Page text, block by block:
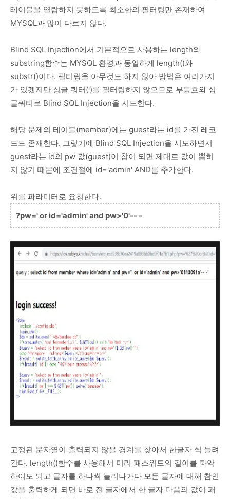
테이블을 열람하지 못하도록 최소한의 필터링만 존재하여
MYSQL과 많이 다르지 않다.
Blind SQL Injection에서 기본적으로 사용하는 length와
substring함수는 MYSQL 환경과 동일하게 length()와
substr()이다. 필터링을 아무것도 하지 않아 방법은 여러가지
가 있겠지만 싱글 쿼터(')를 필터링하지 않으므로 부등호와 싱
글쿼터로 Blind SQL Injection을 시도한다.
해당 문제의 테이블(member)에는 guest라는 id를 가진 레코
드도 존재한다. 그렇기에 Blind SQL Injection을 시도하면서
guest라는 id의 pw 값(guest)이 참이 되면 제대로 값이 뽑히
지 않기 때문에 조건절에 id='admin' AND를 추가한다.
위를 파라미터로 요청한다.
?pw=' or id='admin' and pw>'0'-- -
고정된 문자열이 출력되지 않을 경계를 찾아서 한글자 씩 늘려
간다. length()함수를 사용해서 미리 패스워드의 길이를 파악
하여도 되고 글자를 하나씩 늘려나가다 모든 글자에 대해 참인
값을 출력하게 되면 바로 전 글자에서 한 글자 다음의 값이 패